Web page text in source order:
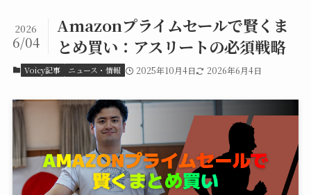
Amazonプライムセールで賢くま
とめ買い：アスリートの必須戦略
2026
6/04
Voicy記事 ニュース・情報 2025年10月4日 2026年6月4日